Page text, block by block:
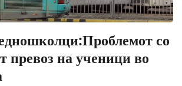
со
превоз на ученици во